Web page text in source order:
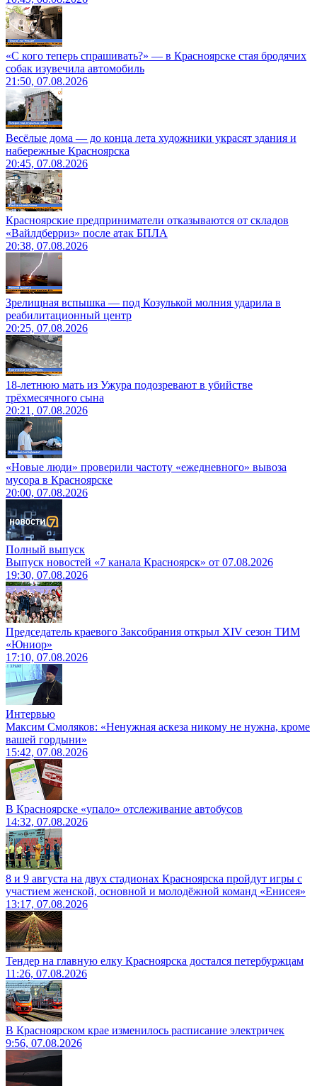
«С кого теперь спрашивать?» — в Красноярске стая бродячих
собак изувечила автомобиль
21:50, 07.08.2026
Весёлые дома — до конца лета художники украсят здания и
набережные Красноярска
20:45, 07.08.2026
Красноярские предприниматели отказываются от складов
«Вайлдберриз» после атак БПЛА
20:38, 07.08.2026
Зрелищная вспышка — под Козулькой молния ударила в
реабилитационный центр
20:25, 07.08.2026
18-летнюю мать из Ужура подозревают в убийстве
трёхмесячного сына
20:21, 07.08.2026
«Новые люди» проверили частоту «ежедневного» вывоза
мусора в Красноярске
20:00, 07.08.2026
Полный выпуск
Выпуск новостей «7 канала Красноярск» от 07.08.2026
19:30, 07.08.2026
Председатель краевого Заксобрания открыл XIV сезон ТИМ
«Юниор»
17:10, 07.08.2026
Интервью
Максим Смоляков: «Ненужная аскеза никому не нужна, кроме
вашей гордыни»
15:42, 07.08.2026
В Красноярске «упало» отслеживание автобусов
14:32, 07.08.2026
8 и 9 августа на двух стадионах Красноярска пройдут игры с
участием женской, основной и молодёжной команд «Енисея»
13:17, 07.08.2026
Тендер на главную елку Красноярска достался петербуржцам
11:26, 07.08.2026
В Красноярском крае изменилось расписание электричек
9:56, 07.08.2026